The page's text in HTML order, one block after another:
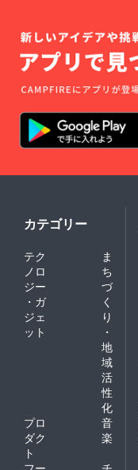
カテゴリー
テク
ノロ
ジー
・ガ
ジェ
ット
ま
ち
づ
く
り
・
地
域
活
性
化
プロ
ダク
ト
音
楽